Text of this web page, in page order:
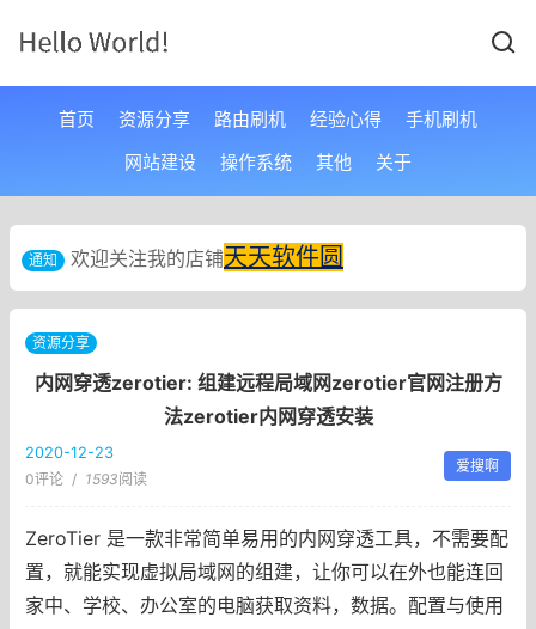
首页 资源分享 路由刷机 经验心得
手机刷机
网站建设
操作系统 其他 关于
通知 欢迎关注我的店铺天天软件圆
资源分享
内网穿透zerotier: 组建远程局域网zerotier官网注册方
法zerotier内网穿透安装
2020-12-23
0评论 / 1593阅读
爱搜啊
ZeroTier 是一款非常简单易用的内网穿透工具，不需要配
置，就能实现虚拟局域网的组建，让你可以在外也能连回
家中、学校、办公室的电脑获取资料，数据。配置与使用